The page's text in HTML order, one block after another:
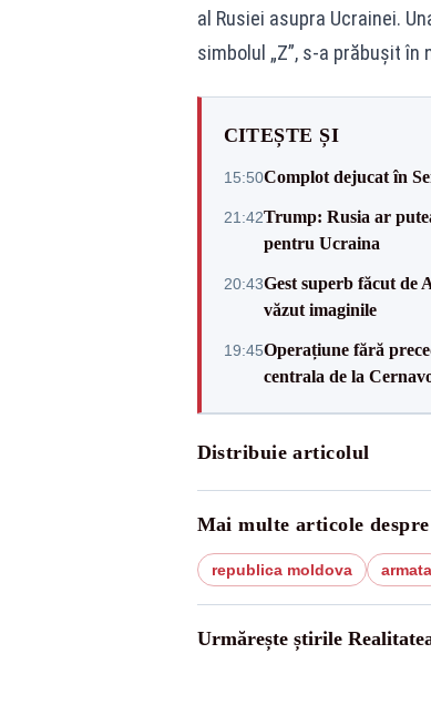
al Rusiei asupra Ucrainei.
simbolul „Z”, s-a prăbușit în
CITEȘTE ȘI
15:50Complot dejucat în
21:42Trump: Rusia ar
pentru Ucraina
20:43Gest superb făcut de
văzut imaginile
19:45Operațiune fără
centrala de la
Distribuie articolul
Mai multe articole despre
republica moldova armata
Urmărește știrile